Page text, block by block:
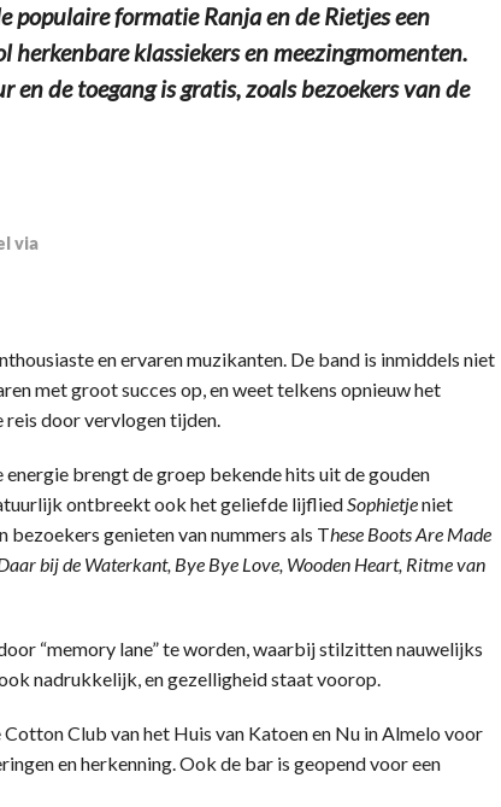
populaire formatie Ranja en de Rietjes een
klassiekers en meezingmomenten.
de toegang is gratis, zoals bezoekers van de
via
en ervaren muzikanten. De band is inmiddels niet
met groot succes op, en weet telkens opnieuw het
reis door vervlogen tijden.
brengt de groep bekende hits uit de gouden
ontbreekt ook het geliefde lijfliedSophietjeniet
genieten van nummers als These Boots Are Made
bij de Waterkant, Bye Bye Love, Wooden Heart, Ritme van
“memory lane” te worden, waarbij stilzitten nauwelijks
nadrukkelijk, en gezelligheid staat voorop.
Club van het Huis van Katoen en Nu in Almelo voor
en herkenning. Ook de bar is geopend voor een